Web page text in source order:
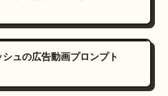
ュの広告動画プロンプト